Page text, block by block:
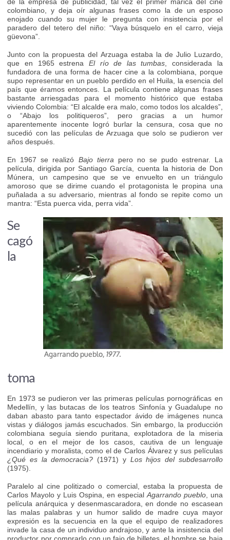
colombiano, y deja oír algunas frases como la de un esposo
enojado cuando su mujer le pregunta con insistencia por el
paradero del tetero del niño: “Vaya búsquelo en el carro, vieja
güevona”.
Junto con la propuesta del Arzuaga estaba la de Julio Luzardo,
que en 1965 estrena El río de las tumbas , considerada la
fundadora de una forma de hacer cine a la colombiana, porque
supo representar en un pueblo perdido en el Huila, la esencia del
país que éramos entonces. La película contiene algunas frases
bastante arriesgadas para el momento histórico que estaba
viviendo Colombia: “El alcalde era malo, como todos los alcaldes”,
o “Abajo los politiqueros”, pero gracias a un humor
aparentemente inocente logró burlar la censura, cosa que no
sucedió con las películas de Arzuaga que solo se pudieron ver
años después.
En 1967 se realizó Bajo tierra pero no se pudo estrenar. La
película, dirigida por Santiago García, cuenta la historia de Don
Múnera, un campesino que se ve envuelto en un triángulo
amoroso que se dirime cuando el protagonista le propina una
puñalada a su adversario, mientras al fondo se repite como un
mantra: “Esta puerca vida, perra vida”.
Se
cagó
la
toma
En 1973 se pudieron ver las primeras películas pornográficas en
Medellín, y las butacas de los teatros Sinfonía y Guadalupe no
daban abasto para tanto espectador ávido de imágenes nunca
vistas y diálogos jamás escuchados. Sin embargo, la producción
colombiana seguía siendo puritana, explotadora de la miseria
local, o en el mejor de los casos, cautiva de un lenguaje
incendiario y moralista, como el de Carlos Álvarez y sus películas
¿Qué es la democracia? (1971) y Los hijos del subdesarrollo
(1975).
Paralelo al cine politizado o comercial, estaba la propuesta de
Carlos Mayolo y Luis Ospina, en especial Agarrando pueblo, una
película anárquica y desenmascaradora, en donde no escasean
las malas palabras y un humor salido de madre cuya mayor
expresión es la secuencia en la que el equipo de realizadores
invade la casa de un individuo andrajoso, y ante la insistencia del